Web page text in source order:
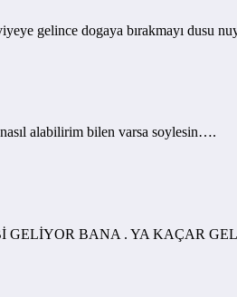
gelince dogaya bırakmayı dusu
nasıl alabilirim bilen varsa soylesin….
BANA . YA KAÇAR